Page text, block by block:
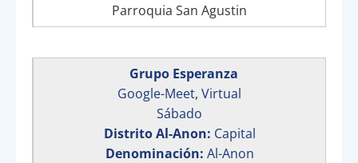
Parroquia San Agustin
Grupo Esperanza
Google-Meet, Virtual
Sábado
Distrito Al-Anon: Capital
Denominación: Al-Anon